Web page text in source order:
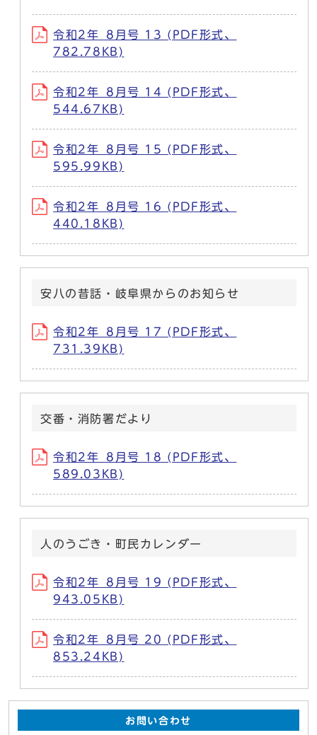
令和2年_8月号 13 (PDF形式、
782.78KB)
令和2年_8月号 14 (PDF形式、
544.67KB)
令和2年_8月号 15 (PDF形式、
595.99KB)
令和2年_8月号 16 (PDF形式、
440.18KB)
安八の昔話・岐阜県からのお知らせ
令和2年_8月号 17 (PDF形式、
731.39KB)
交番・消防署だより
令和2年_8月号 18 (PDF形式、
589.03KB)
人のうごき・町民カレンダー
令和2年_8月号 19 (PDF形式、
943.05KB)
令和2年_8月号 20 (PDF形式、
853.24KB)
お問い合わせ